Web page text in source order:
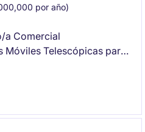
por año)
a Comercial
Móviles Telescópicas para
en el sector
habilidades en